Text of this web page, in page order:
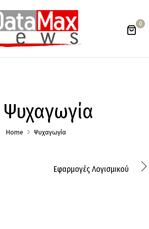
0
Ψυχαγωγία
Home Ψυχαγωγία
Εφαρμογές Λογισμικού